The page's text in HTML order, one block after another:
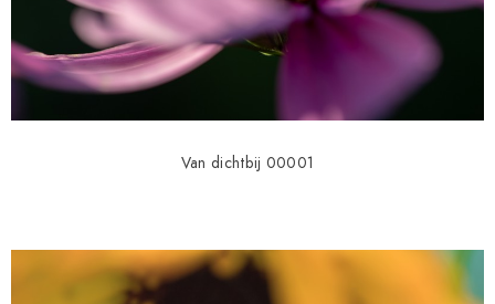
Van dichtbij 00001